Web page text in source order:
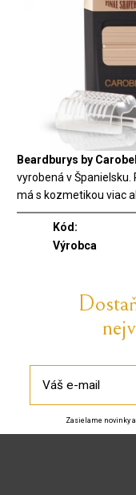
Beardburys by
vyrobená v
má s kozmetikou viac
Kód:
Výrobca
Zasielame novinky